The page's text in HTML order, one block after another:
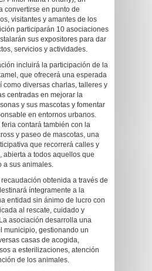
convertirse en punto de
visitantes y amantes de los
participarán 10 asociaciones
sus expositores para dar
servicios y actividades.
incluirá la participación de la
que ofrecerá una esperada
como diversas charlas, talleres y
centradas en mejorar la
y sus mascotas y fomentar
en entornos urbanos.
contará también con la
y paseo de mascotas, una
que recorrerá calles y
abierta a todos aquellos que
a sus animales.
obtenida a través de
íntegramente a la
entidad sin ánimo de lucro con
al rescate, cuidado y
asociación desarrolla una
municipio, gestionando un
casas de acogida,
a esterilizaciones, atención
de los animales.